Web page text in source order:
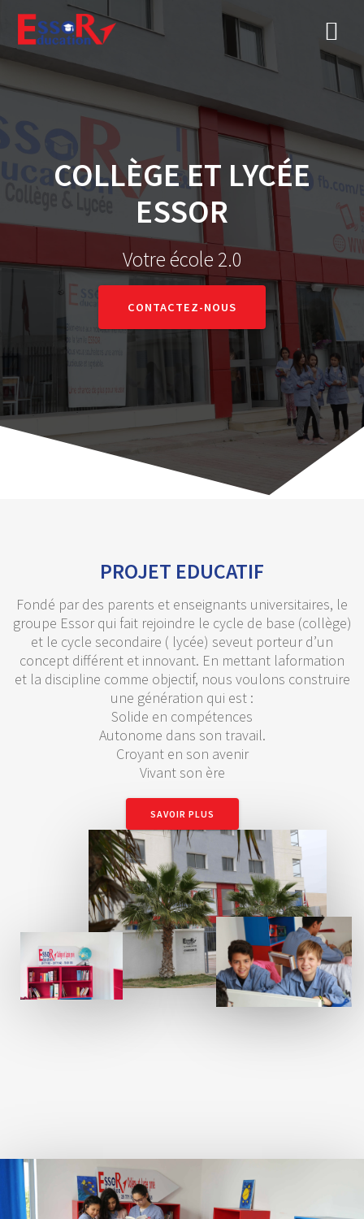
COLLÈGE ET LYCÉE
ESSOR
Votre école 2.0
CONTACTEZ-NOUS
PROJET EDUCATIF
Fondé par des parents et enseignants universitaires, le
groupe Essor qui fait rejoindre le cycle de base (collège)
et le cycle secondaire ( lycée) seveut porteur d’un
concept différent et innovant. En mettant laformation
et la discipline comme objectif, nous voulons construire
une génération qui est :
Solide en compétences
Autonome dans son travail.
Croyant en son avenir
Vivant son ère
SAVOIR PLUS